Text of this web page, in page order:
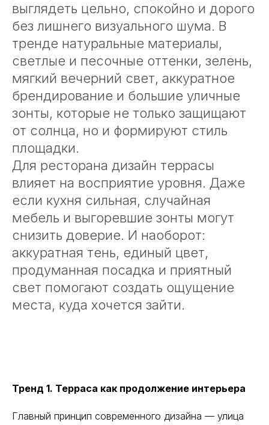
выглядеть цельно, спокойно и дорого
без лишнего визуального шума. В
тренде натуральные материалы,
светлые и песочные оттенки, зелень,
мягкий вечерний свет, аккуратное
брендирование и большие уличные
зонты, которые не только защищают
от солнца, но и формируют стиль
площадки.
Для ресторана дизайн террасы
влияет на восприятие уровня. Даже
если кухня сильная, случайная
мебель и выгоревшие зонты могут
снизить доверие. И наоборот:
аккуратная тень, единый цвет,
продуманная посадка и приятный
свет помогают создать ощущение
места, куда хочется зайти.
Тренд 1. Терраса как продолжение интерьера
Главный принцип современного дизайна — улица